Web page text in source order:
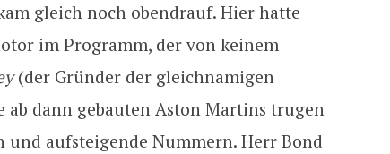
gleich noch obendrauf. Hier hatte
im Programm, der von keinem
(der Gründer der gleichnamigen
dann gebauten Aston Martins trugen
aufsteigende Nummern. Herr Bond